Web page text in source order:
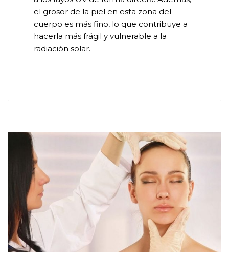
el grosor de la piel en esta zona del
cuerpo es más fino, lo que contribuye a
hacerla más frágil y vulnerable a la
radiación solar.